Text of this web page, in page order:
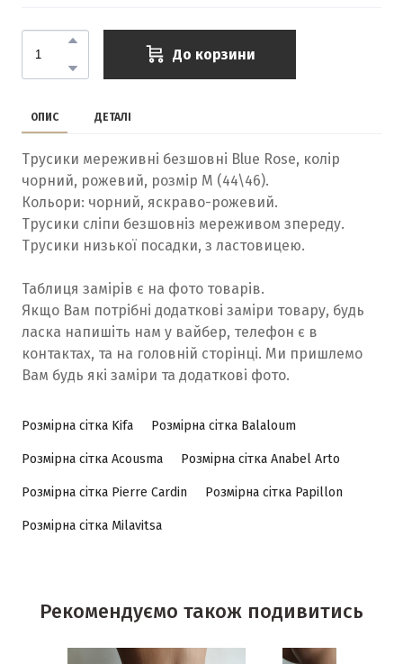
До корзини
ОПИС ДЕТАЛІ
Трусики мереживні безшовні Blue Rose, колір
чорний, рожевий, розмір М (44\46).
Кольори: чорний, яскраво-рожевий.
Трусики сліпи безшовніз мереживом зпереду.
Трусики низької посадки, з ластовицею.
Таблиця замірів є на фото товарів.
Якщо Вам потрібні додаткові заміри товару, будь
ласка напишіть нам у вайбер, телефон є в
контактах, та на головній сторінці. Ми пришлемо
Вам будь які заміри та додаткові фото.
Розмірна сітка Kifa Розмірна сітка Balaloum
Розмірна сітка Acousma Розмірна сітка Anabel Arto
Розмірна сітка Pierre Cardin Розмірна сітка Papillon
Розмірна сітка Milavitsa
Рекомендуємо також подивитись